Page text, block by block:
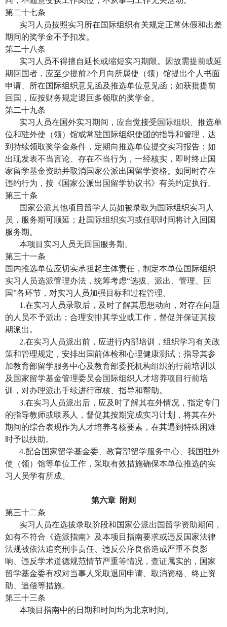
第二十七条
实习人员按照实习所在国际组织有关规定正常休假和出差
期间的奖学金不予扣发。
第二十八条
实习人员不得擅自延长或缩短实习期限。因故需提前或延
期回国者，应至少提前2个月向所属使（领）馆提出个人书面
申请、所在国际组织意见函及推选单位意见函；如获批提前
回国，应按财务规定退回多领取的奖学金。
第二十九条
实习人员在国外实习期间，应自觉接受国际组织、推选单
位和驻外使（领）馆或常驻国际组织使团的指导和管理，达
到持续领取奖学金条件，定期向推选单位提交实习报告；如
出现发表不当言论、存在不当行为，一经核实，即时终止国
家留学基金资助并取消国家公派出国留学资格。如同时存在
违约行为，按《国家公派出国留学协议书》有关约定执行。
第三十条
国家公派其他项目留学人员如被录取为国际组织实习人
员，服务期可顺延；赴国际组织实习或任职时间将计入回国
服务期。
本项目实习人员无回国服务期。
第三十一条
国内推选单位应切实承担起主体责任，制定本单位国际组织
实习人员选派管理办法，统筹考虑“选拔、派出、管理、回
国”各环节，对实习人员加强目标和过程管理。
1.在实习人员录取后，及时了解其思想动向，对存在问题
的人员不予派出；合理安排其学业或工作，督促并保证其按
期派出。
2.在实习人员派出前，应进行内部培训，组织学习有关政
策和管理规定，安排出国前体检和心理健康测试；指导其参
加教育部留学服务中心及教育部委托机构组织的行前培训以
及国家留学基金管理委员会国际组织人才培养项目行前培
训，对办理派出手续进行审核、指导和帮助。
3.在实习人员派出后，应及时了解其在外情况，指定专门
的指导教师或联系人，督促其按期完成实习计划，将其在外
期间的综合表现作为人才培养考核要素，在其遇到特殊困难
时予以扶助。
4.配合国家留学基金委、教育部留学服务中心、我国驻外
使（领）馆等单位工作，采取有效措施确保本单位推选的实
习人员学有所成。
第六章 附则
第三十二条
实习人员在选拔录取阶段和国家公派出国留学资助期间，
如有不符合《选派指南》及本项目指南要求或违反国家法律
法规被依法追究刑事责任、违反公序良俗造成严重不良影
响、违反学术道德规范情节严重等情况，查证属实的，国家
留学基金委有权对当事人采取退回申请、取消资格、终止资
助、追偿等措施。
第三十三条
本项目指南中的日期和时间均为北京时间。